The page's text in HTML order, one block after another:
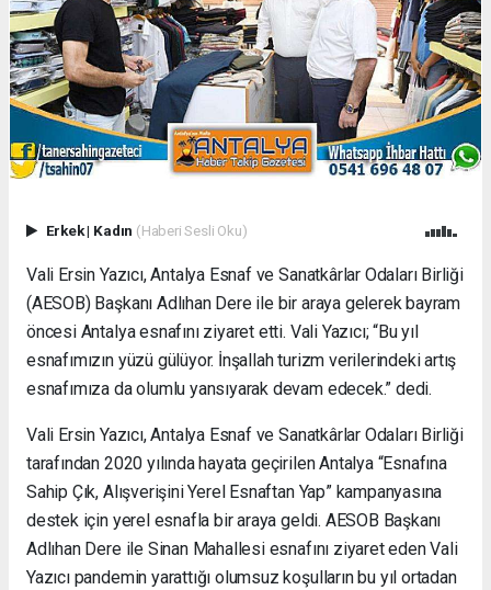
Erkek| Kadın (Haberi Sesli Oku)
Vali Ersin Yazıcı, Antalya Esnaf ve Sanatkârlar Odaları Birliği
(AESOB) Başkanı Adlıhan Dere ile bir araya gelerek bayram
öncesi Antalya esnafını ziyaret etti. Vali Yazıcı; “Bu yıl
esnafımızın yüzü gülüyor. İnşallah turizm verilerindeki artış
esnafımıza da olumlu yansıyarak devam edecek.” dedi.
Vali Ersin Yazıcı, Antalya Esnaf ve Sanatkârlar Odaları Birliği
tarafından 2020 yılında hayata geçirilen Antalya “Esnafına
Sahip Çık, Alışverişini Yerel Esnaftan Yap” kampanyasına
destek için yerel esnafla bir araya geldi. AESOB Başkanı
Adlıhan Dere ile Sinan Mahallesi esnafını ziyaret eden Vali
Yazıcı pandemin yarattığı olumsuz koşulların bu yıl ortadan